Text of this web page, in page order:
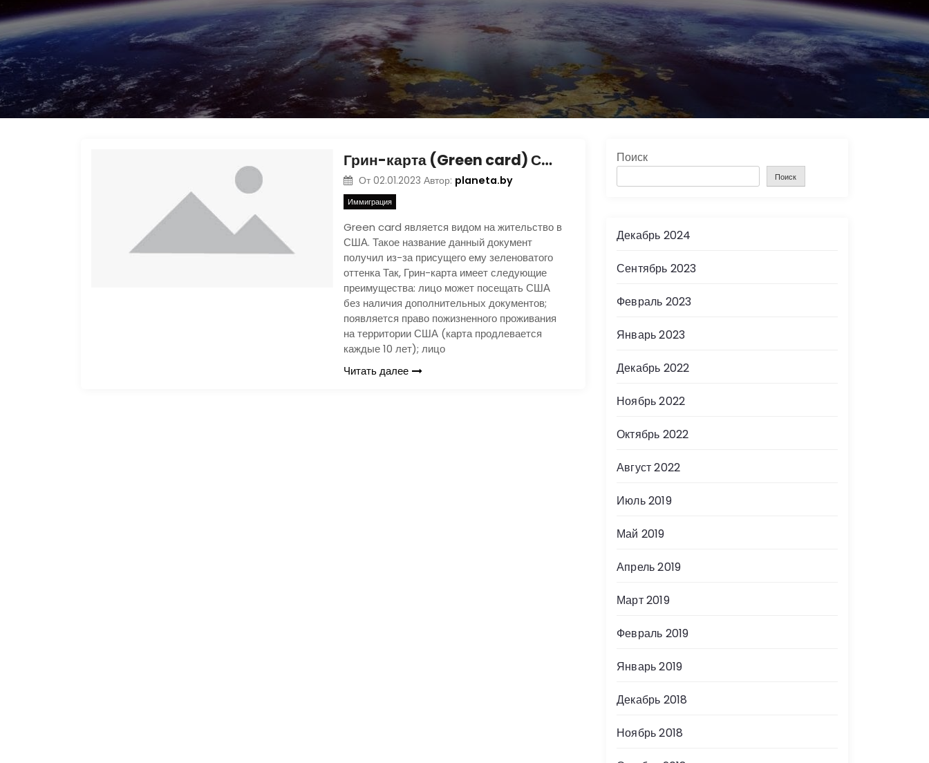
Грин-карта (Green card) США: преимущества, пути получения
От 02.01.2023 Автор: planeta.by
Иммиграция
Green card является видом на жительство в
США. Такое название данный документ
получил из-за присущего ему зеленоватого
оттенка Так, Грин-карта имеет следующие
преимущества: лицо может посещать США
без наличия дополнительных документов;
появляется право пожизненного проживания
на территории США (карта продлевается
каждые 10 лет); лицо
Читать далее
Поиск
Поиск
Декабрь 2024
Сентябрь 2023
Февраль 2023
Январь 2023
Декабрь 2022
Ноябрь 2022
Октябрь 2022
Август 2022
Июль 2019
Май 2019
Апрель 2019
Март 2019
Февраль 2019
Январь 2019
Декабрь 2018
Ноябрь 2018